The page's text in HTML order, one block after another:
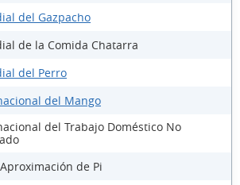
del Gazpacho
de la Comida Chatarra
del Perro
del Mango
del Trabajo Doméstico No
de Pi